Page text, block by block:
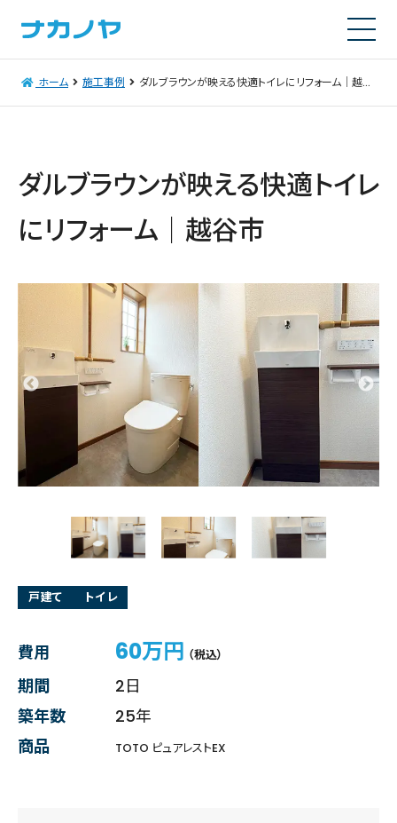
ホーム 施工事例 ダルブラウンが映える快適トイレにリフォーム｜越谷市
ダルブラウンが映える快適トイレ
にリフォーム｜越谷市
戸建て トイレ
費用 60万円 （税込）
期間
2日
築年数
25年
商品
TOTO ピュアレストEX